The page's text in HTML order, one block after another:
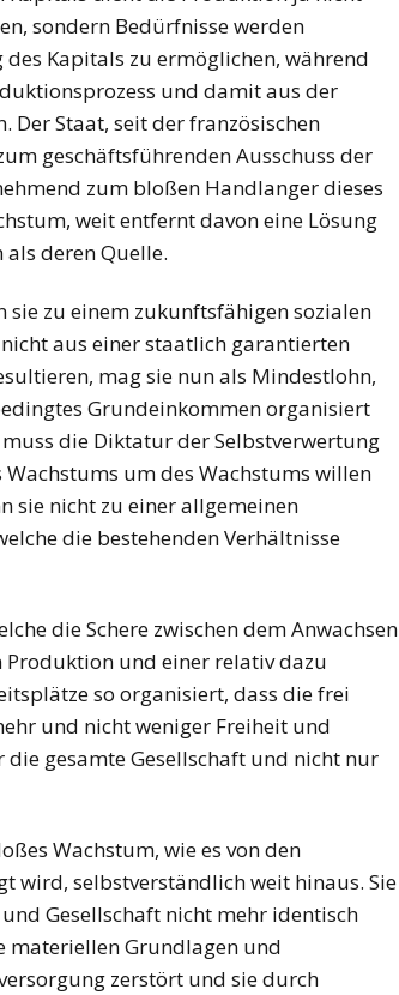
sondern Bedürfnisse werden
Kapitals zu ermöglichen, während
und damit aus der
Der Staat, seit der französischen
geschäftsführenden Ausschuss der
zum bloßen Handlanger dieses
weit entfernt davon eine Lösung
als deren Quelle.
sie zu einem zukunftsfähigen sozialen
aus einer staatlich garantierten
mag sie nun als Mindestlohn,
Grundeinkommen organisiert
die Diktatur der Selbstverwertung
um des Wachstums willen
sie nicht zu einer allgemeinen
die bestehenden Verhältnisse
die Schere zwischen dem Anwachsen
und einer relativ dazu
so organisiert, dass die frei
und nicht weniger Freiheit und
gesamte Gesellschaft und nicht nur
Wachstum, wie es von den
wird, selbstverständlich weit hinaus. Sie
Gesellschaft nicht mehr identisch
materiellen Grundlagen und
zerstört und sie durch